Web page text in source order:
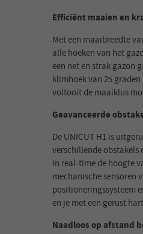
Efficiënt maaien en
Met een maaibreedte
alle hoeken van het
een net en strak gazon
klimhoek van 25
voltooit de maaiklus
Geavanceerde
De UNICUT H1 is
verschillende obstakels
in real-time de hoogte
mechanische sensoren
positioneringssysteem
en je met een gerust
Naadloos op afstand